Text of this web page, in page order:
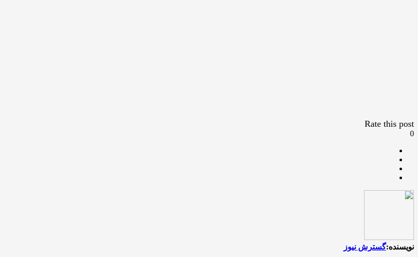
Rate this post
0
نویسنده:گسترش نیوز